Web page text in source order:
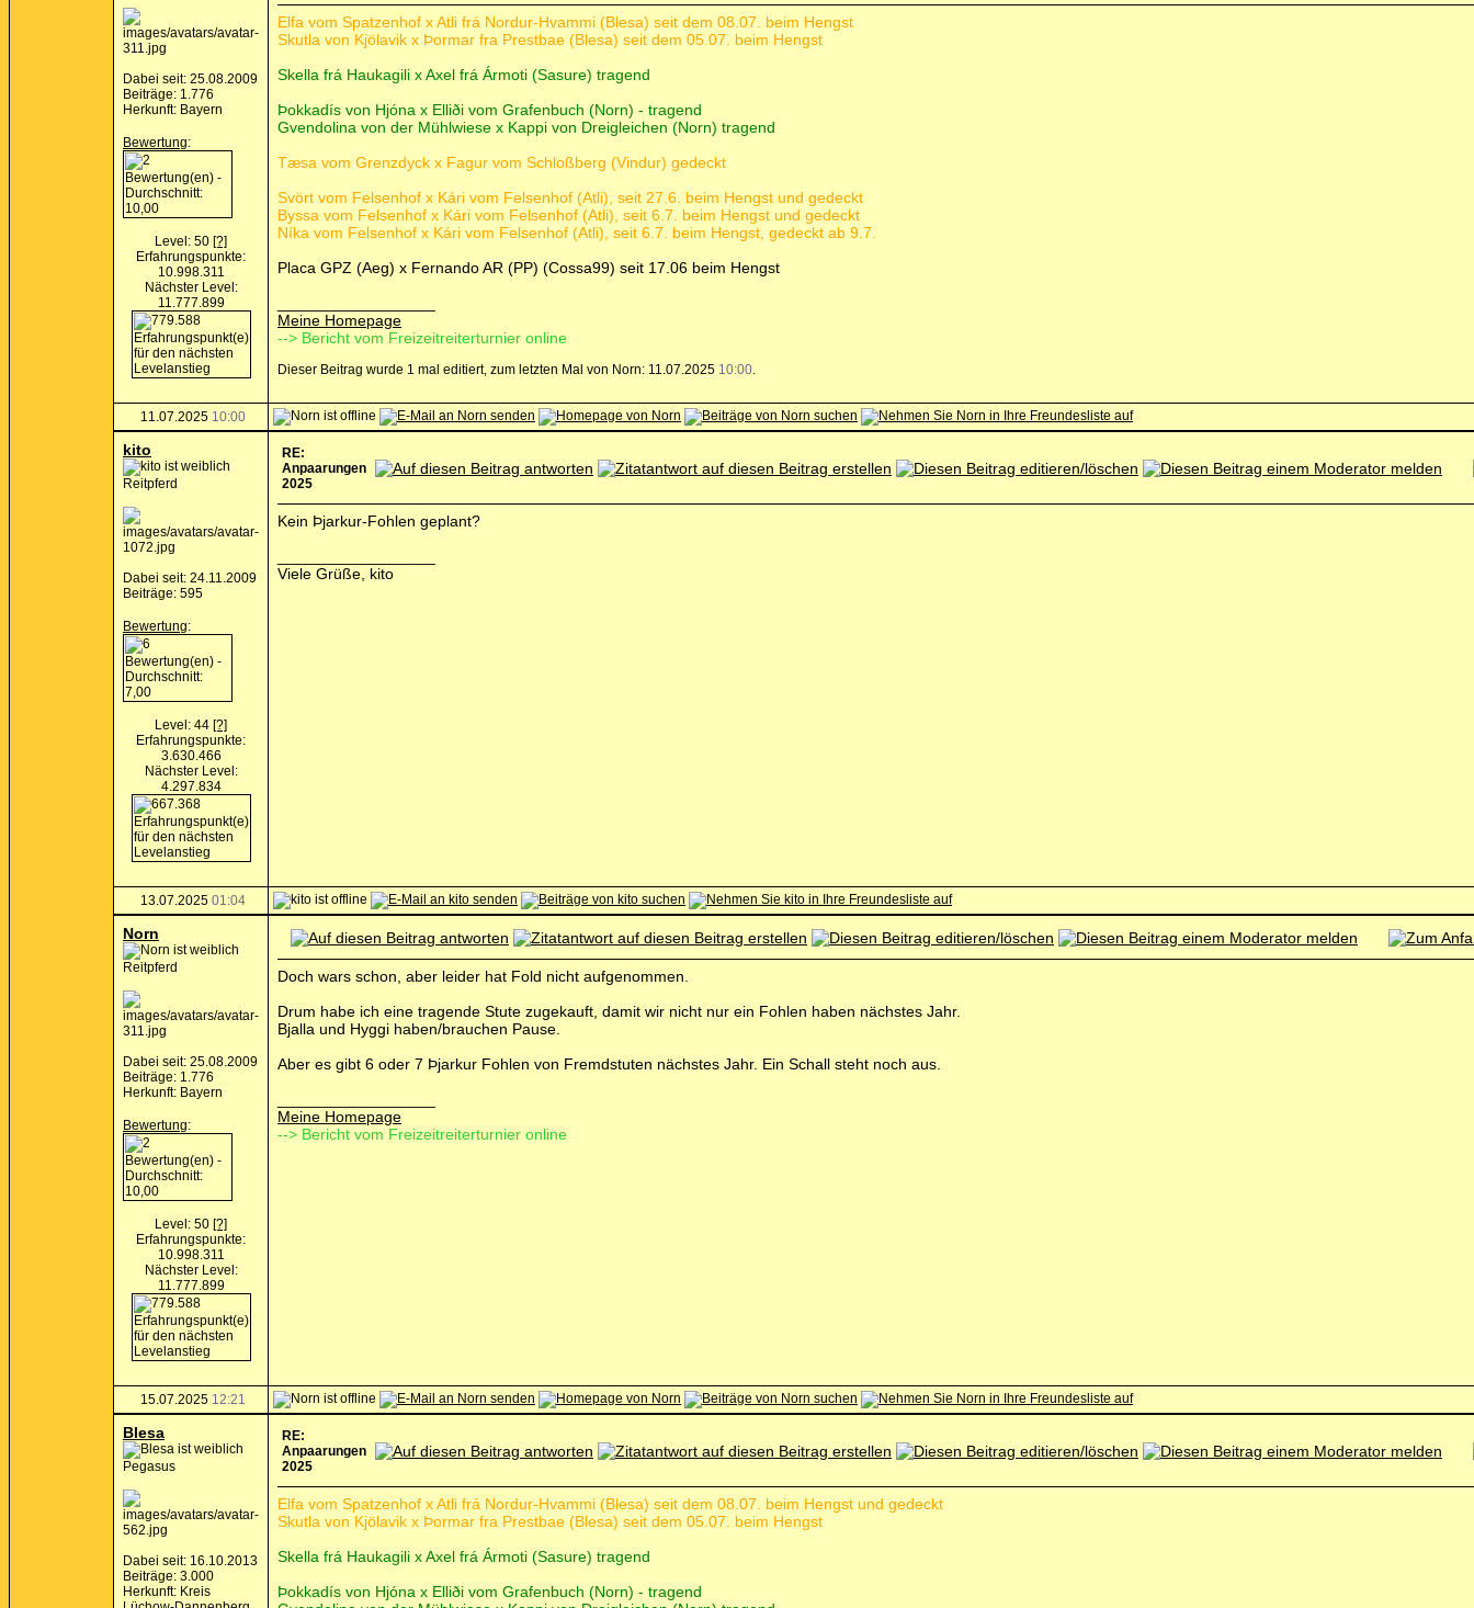
Dabei seit: 25.08.2009
Beiträge: 1.776
Herkunft: Bayern
Bewertung:
Level: 50 [?]
Erfahrungspunkte:
10.998.311
Nächster Level:
11.777.899
Elfa vom Spatzenhof x Atli frá Nordur-Hvammi (Blesa) seit dem 08.07. beim Hengst
Skutla von Kjölavik x Þormar fra Prestbae (Blesa) seit dem 05.07. beim Hengst
Skella frá Haukagili x Axel frá Ármoti (Sasure) tragend
Þokkadís von Hjóna x Elliði vom Grafenbuch (Norn) - tragend
Gvendolina von der Mühlwiese x Kappi von Dreigleichen (Norn) tragend
Tæsa vom Grenzdyck x Fagur vom Schloßberg (Vindur) gedeckt
Svört vom Felsenhof x Kári vom Felsenhof (Atli), seit 27.6. beim Hengst und gedeckt
Byssa vom Felsenhof x Kári vom Felsenhof (Atli), seit 6.7. beim Hengst und gedeckt
Níka vom Felsenhof x Kári vom Felsenhof (Atli), seit 6.7. beim Hengst, gedeckt ab 9.7.
Placa GPZ (Aeg) x Fernando AR (PP) (Cossa99) seit 17.06 beim Hengst
Meine Homepage
--> Bericht vom Freizeitreiterturnier online
Dieser Beitrag wurde 1 mal editiert, zum letzten Mal von Norn: 11.07.2025 10:00.
11.07.2025 10:00
kito
Reitpferd
Dabei seit: 24.11.2009
Beiträge: 595
Bewertung:
Level: 44 [?]
Erfahrungspunkte:
3.630.466
Nächster Level:
4.297.834
RE:
Anpaarungen
2025
Kein Þjarkur-Fohlen geplant?
Viele Grüße, kito
13.07.2025 01:04
Norn
Reitpferd
Dabei seit: 25.08.2009
Beiträge: 1.776
Herkunft: Bayern
Bewertung:
Level: 50 [?]
Erfahrungspunkte:
10.998.311
Nächster Level:
11.777.899
Doch wars schon, aber leider hat Fold nicht aufgenommen.
Drum habe ich eine tragende Stute zugekauft, damit wir nicht nur ein Fohlen haben nächstes Jahr.
Bjalla und Hyggi haben/brauchen Pause.
Aber es gibt 6 oder 7 Þjarkur Fohlen von Fremdstuten nächstes Jahr. Ein Schall steht noch aus.
Meine Homepage
--> Bericht vom Freizeitreiterturnier online
15.07.2025 12:21
Blesa
Pegasus
Dabei seit: 16.10.2013
Beiträge: 3.000
Herkunft: Kreis
RE:
Anpaarungen
2025
Elfa vom Spatzenhof x Atli frá Nordur-Hvammi (Blesa) seit dem 08.07. beim Hengst und gedeckt
Skutla von Kjölavik x Þormar fra Prestbae (Blesa) seit dem 05.07. beim Hengst
Skella frá Haukagili x Axel frá Ármoti (Sasure) tragend
Þokkadís von Hjóna x Elliði vom Grafenbuch (Norn) - tragend